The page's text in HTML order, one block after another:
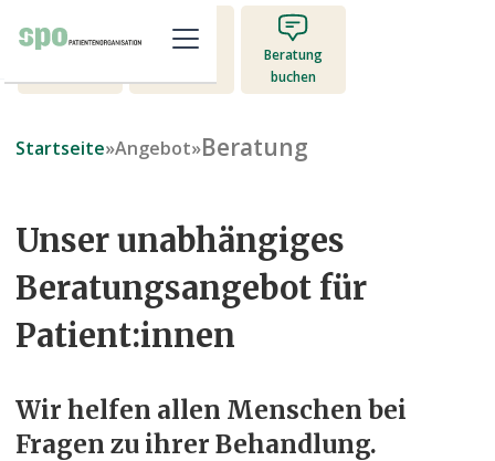
Startseite»Angebot»Beratung
Unser unabhängiges
Beratungsangebot für
Patient:innen
Wir helfen allen Menschen bei
Fragen zu ihrer Behandlung.
Mitglied
Beratung
buchen